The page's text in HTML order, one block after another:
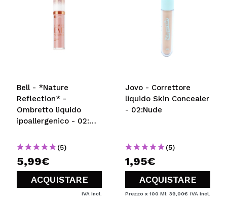
Bell - *Nature
Reflection* -
Ombretto liquido
ipoallergenico - 02:
(5)
5,99€
ACQUISTARE
IVA Incl.
Jovo - Correttore
liquido Skin Concealer
- 02:Nude
(5)
1,95€
ACQUISTARE
Prezzo x 100 Ml: 39,00€ IVA Incl.